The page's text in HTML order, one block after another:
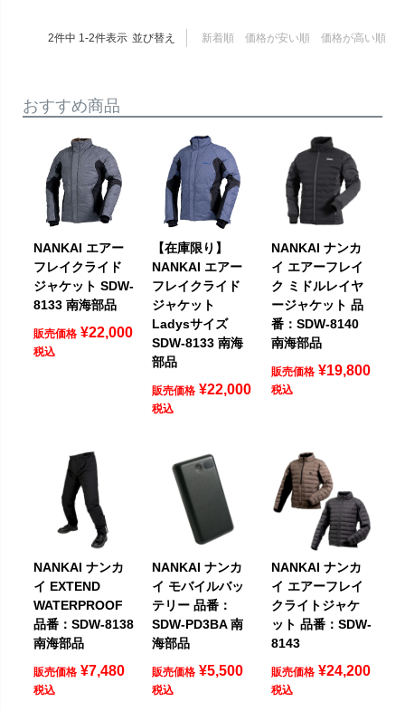
並び替え 新着順 価格が安い順 価格が高い順
2件中 1-2件表示
おすすめ商品
NANKAI エアー
フレイクライド
ジャケット SDW-
8133 南海部品
販売価格 ¥22,000
税込
【在庫限り】
NANKAI エアー
フレイクライド
ジャケット
Ladysサイズ
SDW-8133 南海
部品
販売価格 ¥22,000
税込
NANKAI ナンカ
イ エアーフレイ
ク ミドルレイヤ
ージャケット 品
番：SDW-8140
南海部品
販売価格 ¥19,800
税込
NANKAI ナンカ
イ EXTEND
WATERPROOF
品番：SDW-8138
南海部品
販売価格 ¥7,480
税込
NANKAI ナンカ
イ モバイルバッ
テリー 品番：
SDW-PD3BA 南
海部品
販売価格 ¥5,500
税込
NANKAI ナンカ
イ エアーフレイ
クライトジャケ
ット 品番：SDW-
8143
販売価格 ¥24,200
税込